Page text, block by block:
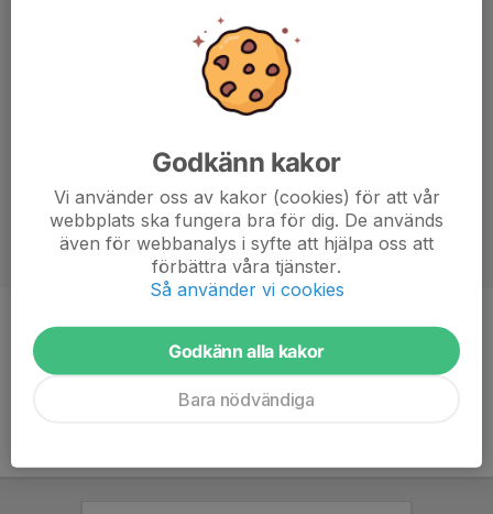
Ålder 14 år
Godkänn kakor
Vi använder oss av kakor (cookies) för att vår
webbplats ska fungera bra för dig. De används
även för webbanalys i syfte att hjälpa oss att
förbättra våra tjänster.
Så använder vi cookies
Godkänn alla kakor
Bara nödvändiga